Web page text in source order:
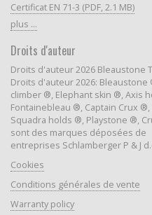
Certificat EN 71-3 (PDF, 2.1 MB)
plus ...
Droits d'auteur
Droits d'auteur 2026 Bleaustone
Droits d'auteur 2026:
climber ®, Elephant skin ®, Axis
Fontainebleau ®, Captain Crux
Squadra holds ®, Playstone ®,
sont des marques déposées de
entreprises Schlamberger P & J
Cookies
Conditions générales de vente
Warranty policy